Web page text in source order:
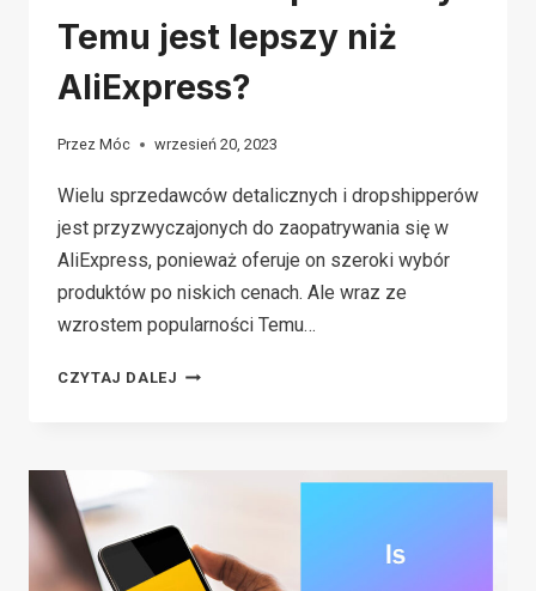
Temu jest lepszy niż
AliExpress?
Przez Móc wrzesień 20, 2023
Wielu sprzedawców detalicznych i dropshipperów
jest przyzwyczajonych do zaopatrywania się w
AliExpress, ponieważ oferuje on szeroki wybór
produktów po niskich cenach. Ale wraz ze
wzrostem popularności Temu…
CZYTAJ DALEJ TEMU
JEST
LEPSZY